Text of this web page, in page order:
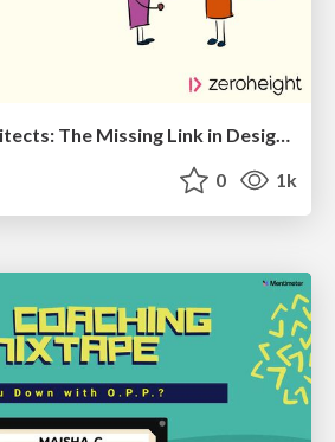
Information Architects: The Missing Link in Design Systems
0 1k